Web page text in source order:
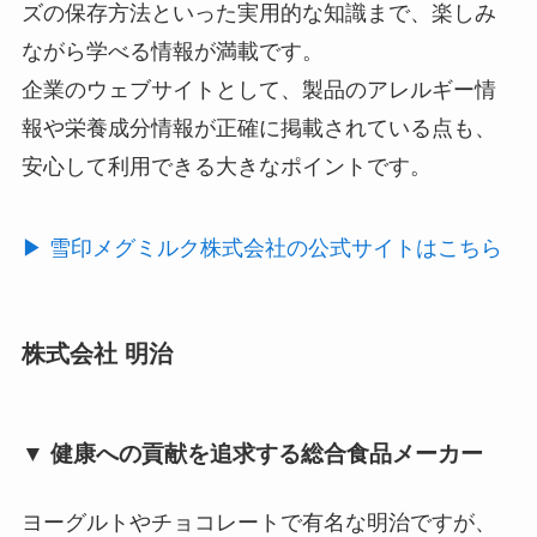
ズの保存方法といった実用的な知識まで、楽しみ
ながら学べる情報が満載です。
企業のウェブサイトとして、製品のアレルギー情
報や栄養成分情報が正確に掲載されている点も、
安心して利用できる大きなポイントです。
▶︎ 雪印メグミルク株式会社の公式サイトはこちら
株式会社 明治
▼ 健康への貢献を追求する総合食品メーカー
ヨーグルトやチョコレートで有名な明治ですが、